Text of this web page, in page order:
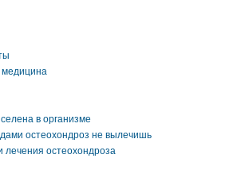
медицина
в организме
остеохондроз не вылечишь
лечения остеохондроза